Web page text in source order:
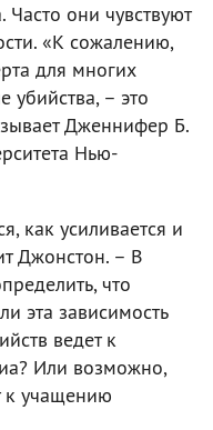
Часто они чувствуют
«К сожалению,
для многих
– это
Дженнифер Б.
Нью-
как усиливается и
Джонстон. – В
что
эта зависимость
ведет к
Или возможно,
к учащению